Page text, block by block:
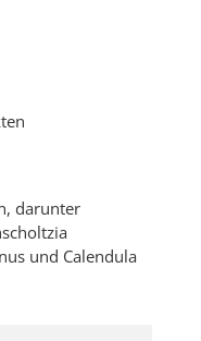
darunter
und Calendula